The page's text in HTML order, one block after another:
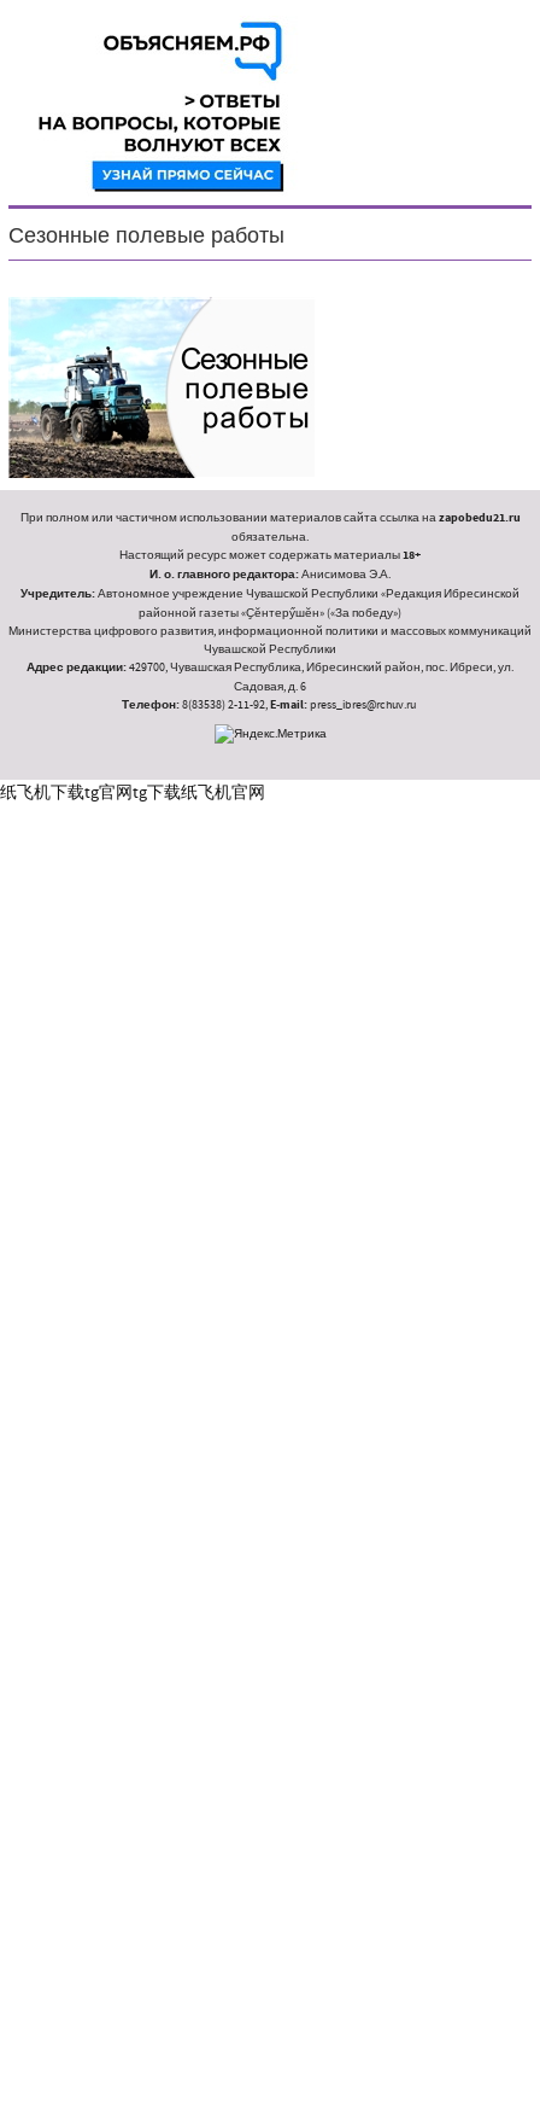
Сезонные полевые работы
При полном или частичном использовании материалов сайта ссылка наzapobedu21.ru
обязательна.
Настоящий ресурс может содержать материалы18+
И. о. главного редактора:Анисимова Э.А.
Учредитель:Автономное учреждение Чувашской Республики «Редакция Ибресинской
районной газеты «Ҫӗнтерӳшӗн» («За победу»)
Министерства цифрового развития, информационной политики и массовых коммуникаций
Чувашской Республики
Адрес редакции:429700, Чувашская Республика, Ибресинский район, пос. Ибреси, ул.
Садовая, д. 6
Телефон:8(83538) 2-11-92,E-mail:press_ibres@rchuv.ru
纸飞机下载tg官网tg下载纸飞机官网